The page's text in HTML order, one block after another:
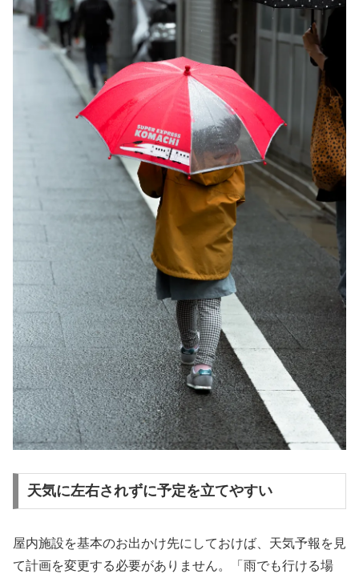
天気に左右されずに予定を立てやすい
屋内施設を基本のお出かけ先にしておけば、天気予報を見
て計画を変更する必要がありません。「雨でも行ける場